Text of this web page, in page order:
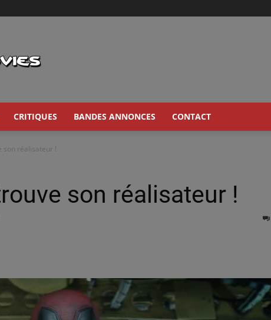
CRITIQUES BANDES ANNONCES CONTACT
son réalisateur !
son réalisateur !